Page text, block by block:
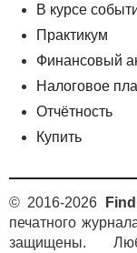
В курсе
Практикум
Финансовый
Налоговое
Отчётность
Купить
© 2016-2026
печатного
защищены.